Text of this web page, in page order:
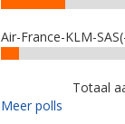
Air-France-KLM-
Totaal
Meer polls